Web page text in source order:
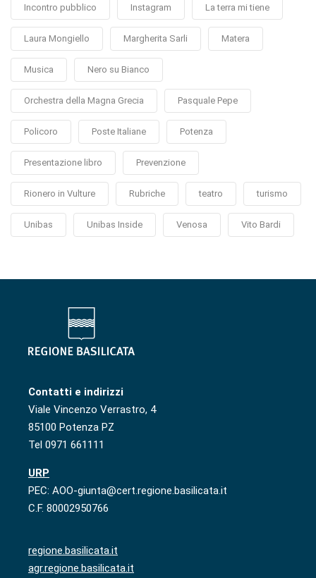
Incontro pubblico Instagram La terra mi tiene
Laura Mongiello Margherita Sarli Matera
Musica Nero su Bianco
Orchestra della Magna Grecia Pasquale Pepe
Policoro Poste Italiane Potenza
Presentazione libro Prevenzione
Rionero in Vulture Rubriche teatro turismo
Unibas Unibas Inside Venosa Vito Bardi
Contatti e indirizzi
Viale Vincenzo Verrastro, 4
85100 Potenza PZ
Tel 0971 661111
URP
PEC: AOO-giunta@cert.regione.basilicata.it
C.F. 80002950766
regione.basilicata.it
agr.regione.basilicata.it